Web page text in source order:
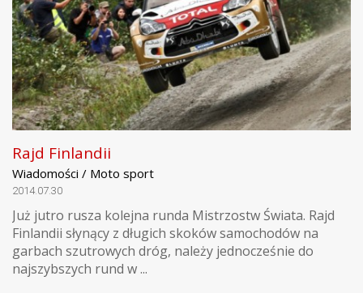
Rajd Finlandii
Wiadomości / Moto sport
2014.07.30
Już jutro rusza kolejna runda Mistrzostw Świata. Rajd
Finlandii słynący z długich skoków samochodów na
garbach szutrowych dróg, należy jednocześnie do
najszybszych rund w ...